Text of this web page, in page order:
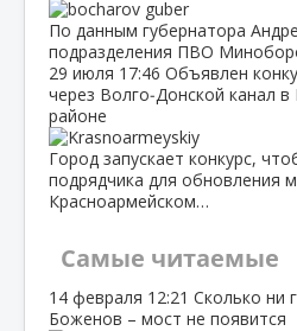
По данным губернатора
подразделения ПВО
29 июля 17:46 Объявлен
через Волго‑Донской канал
районе
Город запускает конкурс,
подрядчика для обновления
Красноармейском…
Самые читаемые
14 февраля 12:21 Сколько ни
Боженов – мост не появится